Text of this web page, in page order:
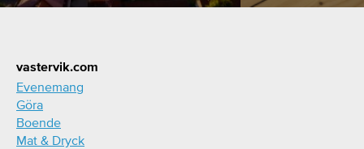
Footer
vastervik.com
Evenemang
Göra
Boende
Mat & Dryck